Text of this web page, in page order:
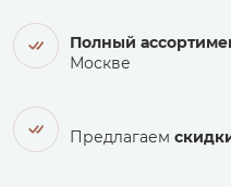
Полный
Москве
Предлагаем